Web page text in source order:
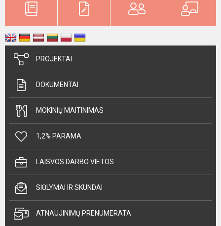
PROJEKTAI
DOKUMENTAI
MOKINIŲ MAITINIMAS
1,2% PARAMA
LAISVOS DARBO VIETOS
SIŪLYMAI IR SKUNDAI
ATNAUJINIMŲ PRENUMERATA